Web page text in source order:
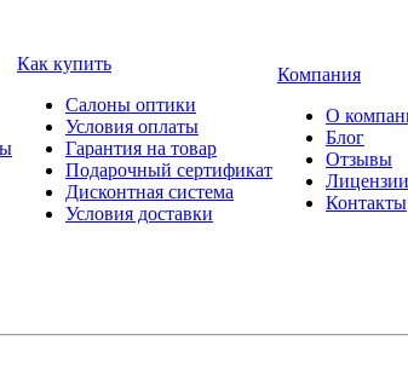
Как купить
Салоны оптики
Условия оплаты
Гарантия на товар
Подарочный сертификат
Дисконтная система
Условия доставки
Компания
О
Блог
Отзывы
Лицензии
Контакты